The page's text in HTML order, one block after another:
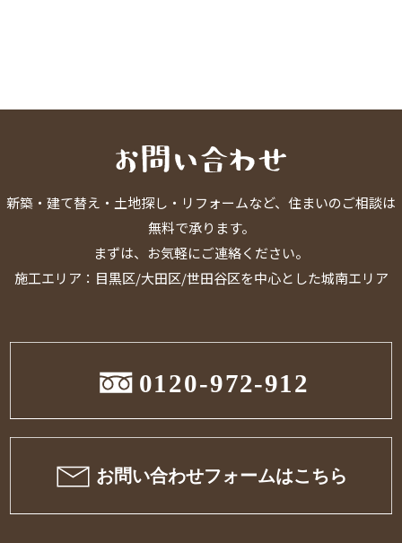
新築・建て替え・土地探し・リフォームなど、住まいのご相談は
無料で承ります。
まずは、お気軽にご連絡ください。
施工エリア：目黒区/大田区/世田谷区を中心とした城南エリア